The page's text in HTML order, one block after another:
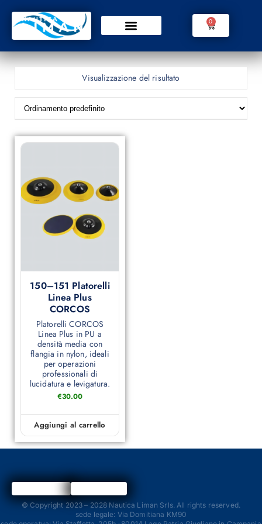
0
Visualizzazione del risultato
150–151 Platorelli
Linea Plus
CORCOS
Platorelli CORCOS
Linea Plus in PU a
densità media con
flangia in nylon, ideali
per operazioni
professionali di
lucidatura e levigatura.
€30.00
Aggiungi al carrello
© Copyright 2023 – 2028 Nautica Liman Srls. All rights reserved.
sede legale: Via Domitiana KM90